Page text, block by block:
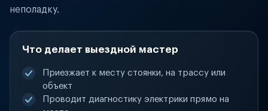
неполадку.
Что делает выездной мастер
Приезжает к месту стоянки, на трассу или
объект
Проводит диагностику электрики прямо на